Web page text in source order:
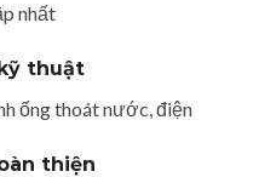
nhất
thuật
ống thoát nước, điện
thiện